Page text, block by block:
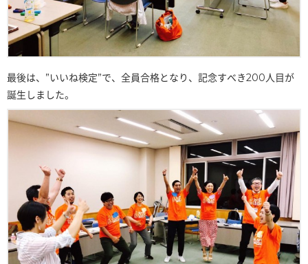
最後は、”いいね検定”で、全員合格となり、記念すべき200人目が
誕生しました。